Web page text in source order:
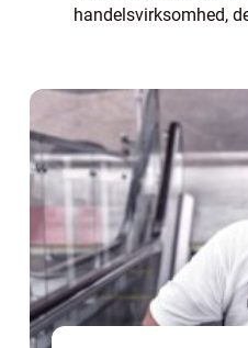
handelsvirksomhed,
handelsform kaldet